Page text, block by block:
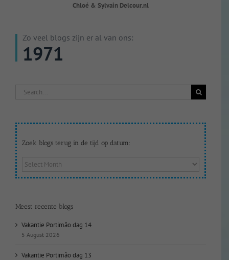
Chloé & Sylvain Delcour.nl
Zo veel blogs zijn er al van ons:
1971
Search
Zoek blogs terug in de tijd op datum:
Zoek
op
datum:
Meest recente blogs
Vakantie Portimão dag 14
5 August 2026
Vakantie Portimão dag 13